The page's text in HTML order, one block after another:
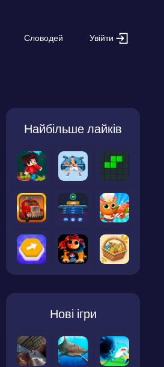
Словодей Увійти
Найбільше лайків
Нові ігри